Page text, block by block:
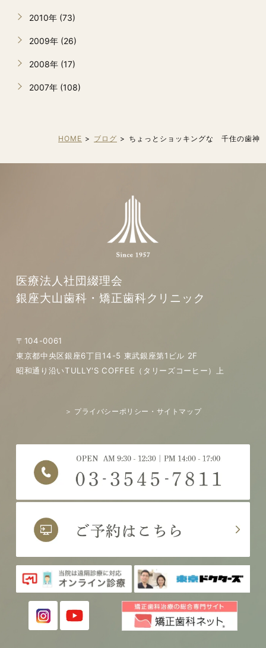
2010年 (73)
2009年 (26)
2008年 (17)
2007年 (108)
HOME ブログ ちょっとショッキングな 千住の歯神
医療法人社団綴理会
銀座大山歯科・矯正歯科クリニック
〒104-0061
東京都中央区銀座6丁目14-5 東武銀座第1ビル 2F
昭和通り沿いTULLY'S COFFEE（タリーズコーヒー）上
＞ プライバシーポリシー・サイトマップ